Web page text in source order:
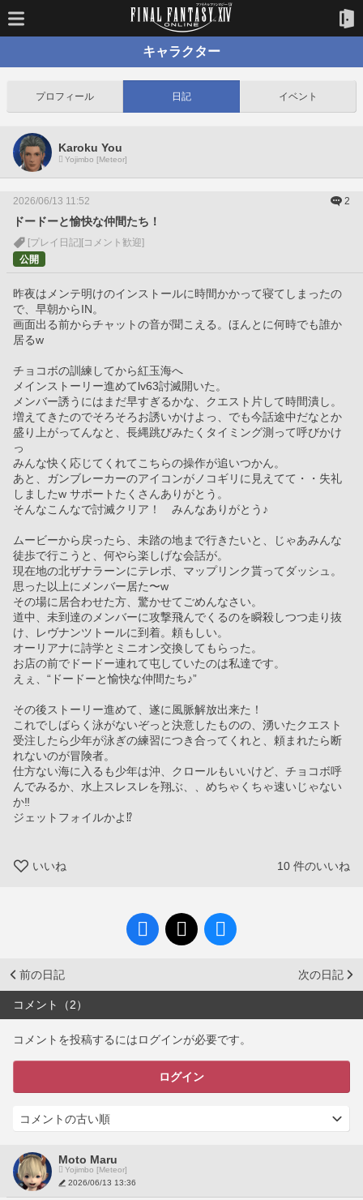
キャラクター
プロフィール 日記 イベント
Karoku You
Yojimbo [Meteor]
2026/06/13 11:52 2
ドードーと愉快な仲間たち！
[プレイ日記] [コメント歓迎]
公開
昨夜はメンテ明けのインストールに時間かかって寝てしまったの
で、早朝からIN。
画面出る前からチャットの音が聞こえる。ほんとに何時でも誰か
居るw
チョコボの訓練してから紅玉海へ
メインストーリー進めてlv63討滅開いた。
メンバー誘うにはまだ早すぎるかな、クエスト片して時間潰し。
増えてきたのでそろそろお誘いかけよっ、でも今話途中だなとか
盛り上がってんなと、長縄跳びみたくタイミング測って呼びかけ
っ
みんな快く応じてくれてこちらの操作が追いつかん。
あと、ガンブレーカーのアイコンがノコギリに見えてて・・失礼
しましたw サポートたくさんありがとう。
そんなこんなで討滅クリア！　みんなありがとう♪
ムービーから戻ったら、未踏の地まで行きたいと、じゃあみんな
徒歩で行こうと、何やら楽しげな会話が。
現在地の北ザナラーンにテレポ、マップリンク貰ってダッシュ。
思った以上にメンバー居た〜w
その場に居合わせた方、驚かせてごめんなさい。
道中、未到達のメンバーに攻撃飛んでくるのを瞬殺しつつ走り抜
け、レヴナンツトールに到着。頼もしい。
オーリアナに詩学とミニオン交換してもらった。
お店の前でドードー連れて屯していたのは私達です。
えぇ、“ドードーと愉快な仲間たち♪”
その後ストーリー進めて、遂に風脈解放出来た！
これでしばらく泳がないぞっと決意したものの、湧いたクエスト
受注したら少年が泳ぎの練習につき合ってくれと、頼まれたら断
れないのが冒険者。
仕方ない海に入るも少年は沖、クロールもいいけど、チョコボ呼
んでみるか、水上スレスレを翔ぶ、、めちゃくちゃ速いじゃない
か‼︎
ジェットフォイルかよ⁉︎
いいね 10 件のいいね
前の日記 次の日記
コメント（2）
コメントを投稿するにはログインが必要です。
ログイン
Moto Maru
Yojimbo [Meteor]
2026/06/13 13:36